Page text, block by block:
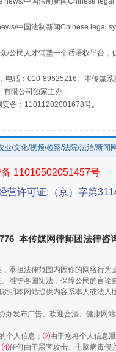
中国法制新闻Chinese legal
公民人才铺垫一个话语权平台，
话：010-89525216。本传媒
有限公司独家主办 :
备：11011202001678号。
业/文化/视频/检察/法院/法治/新闻网
11010502051457号
营许可证:（京）字第
本传媒网律师团法律咨
承担法律范围内因你的网络行为
维护各国宪法，保障公民的言
明本网站提供内容系本人或法人
发布广告。欢迎合法、健康网
个人信息； ⑵由于您将个人信息
⑷任何由于黑客攻击、电脑病毒侵